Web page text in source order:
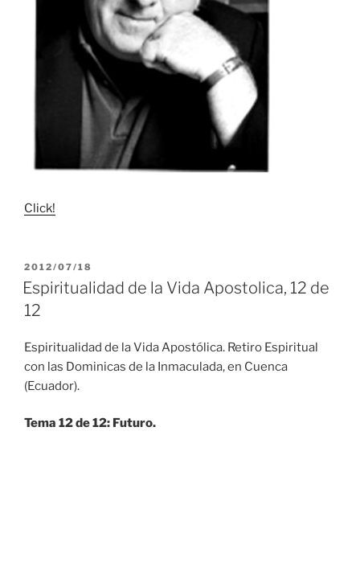
Click!
PUBLICADO
EL
2012/07/18
Espiritualidad de la Vida Apostolica, 12 de
12
Espiritualidad de la Vida Apostólica. Retiro Espiritual
con las Dominicas de la Inmaculada, en Cuenca
(Ecuador).
Tema 12 de 12: Futuro.